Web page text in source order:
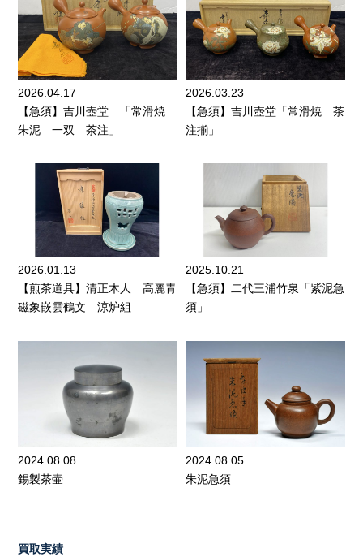
2026.04.17
【急須】吉川壺堂 「常滑焼
朱泥 一双 茶注」
2026.03.23
【急須】吉川壺堂「常滑焼 茶
注揃」
2026.01.13
【煎茶道具】清正木人 高麗青
磁象嵌雲鶴文 涼炉組
2025.10.21
【急須】二代三浦竹泉「紫泥急
須」
2024.08.08
錫製茶壷
2024.08.05
朱泥急須
買取実績